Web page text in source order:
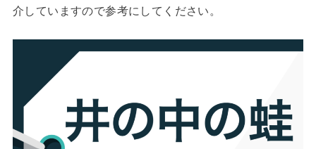
介していますので参考にしてください。